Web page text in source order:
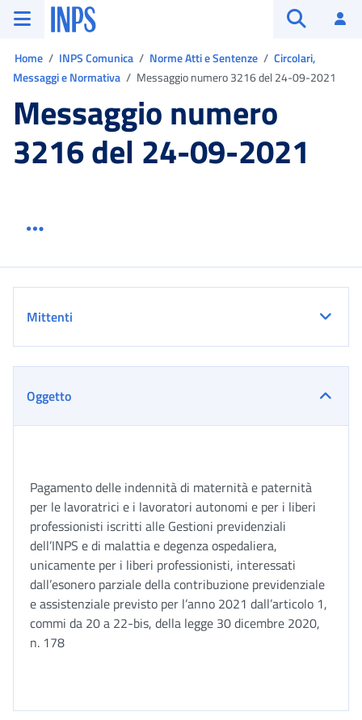
Vai al menu principale
Vai al contenuto principale
Vai al pie' di pagina
INPS ()
Home INPS Comunica Norme Atti e Sentenze
Circolari,
Messaggi e Normativa
Messaggio numero 3216 del 24-09-2021
Messaggio numero
3216 del 24-09-2021
Mittenti
Oggetto
Pagamento delle indennità di maternità e paternità
per le lavoratrici e i lavoratori autonomi e per i liberi
professionisti iscritti alle Gestioni previdenziali
dell’INPS e di malattia e degenza ospedaliera,
unicamente per i liberi professionisti, interessati
dall’esonero parziale della contribuzione previdenziale
e assistenziale previsto per l’anno 2021 dall’articolo 1,
commi da 20 a 22-bis, della legge 30 dicembre 2020,
n. 178